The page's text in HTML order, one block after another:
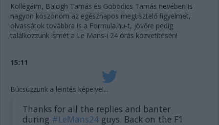
Kollégáim, Balogh Tamás és Gobodics Tamás nevében is
nagyon köszönöm az egésznapos megtisztelő figyelmet,
olvassátok továbbra is a Formula.hu-t, jövőre pedig
találkozzunk ismét a Le Mans-i 24 órás közvetítésén!
15:11
Búcsúzzunk a leintés képeivel...
Thanks for all the replies and banter
during #LeMans24 guys. Back on the F1